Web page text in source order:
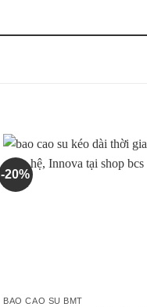
-20%
BAO CAO SU BMT